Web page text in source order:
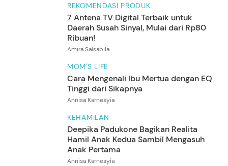
REKOMENDASI PRODUK
7 Antena TV Digital Terbaik untuk
Daerah Susah Sinyal, Mulai dari Rp80
Ribuan!
Amira Salsabila
MOM'S LIFE
Cara Mengenali Ibu Mertua dengan EQ
Tinggi dari Sikapnya
Annisa Karnesyia
KEHAMILAN
Deepika Padukone Bagikan Realita
Hamil Anak Kedua Sambil Mengasuh
Anak Pertama
Annisa Karnesyia